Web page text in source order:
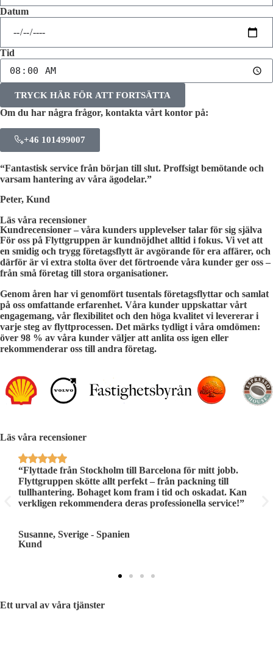
Datum
Tid
TRYCK HÄR FÖR ATT FORTSÄTTA
Om du har några frågor, kontakta vårt kontor på:
+46 101499007
“Fantastisk service från början till slut. Proffsigt bemötande och
varsam hantering av våra ägodelar.”
Peter, Kund
Läs våra recensioner
Kundrecensioner – våra kunders upplevelser talar för sig själva
För oss på Flyttgruppen är kundnöjdhet alltid i fokus. Vi vet att
en smidig och trygg företagsflytt är avgörande för era affärer, och
därför är vi extra stolta över det förtroende våra kunder ger oss –
från små företag till stora organisationer.
Genom åren har vi genomfört tusentals företagsflyttar och samlat
på oss omfattande erfarenhet. Våra kunder uppskattar vårt
engagemang, vår flexibilitet och den höga kvalitet vi levererar i
varje steg av flyttprocessen. Det märks tydligt i våra omdömen:
över 98 % av våra kunder väljer att anlita oss igen eller
rekommenderar oss till andra företag.
Läs våra recensioner
“Flyttade från Stockholm till Barcelona för mitt jobb.
Flyttgruppen skötte allt perfekt – från packning till
tullhantering. Bohaget kom fram i tid och oskadat. Kan
verkligen rekommendera deras professionella service!”
Susanne, Sverige - Spanien
Kund
Ett urval av våra tjänster